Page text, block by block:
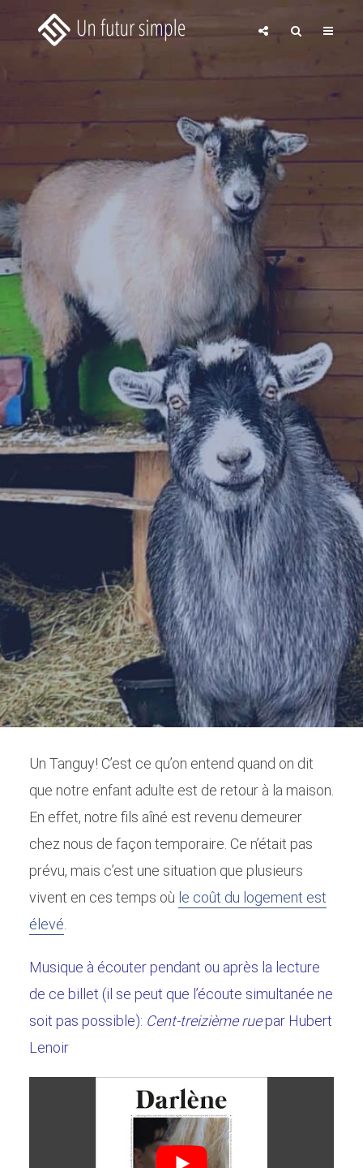
Un Tanguy! C’est ce qu’on entend quand on dit
que notre enfant adulte est de retour à la maison.
En effet, notre fils aîné est revenu demeurer
chez nous de façon temporaire. Ce n’était pas
prévu, mais c’est une situation que plusieurs
vivent en ces temps où le coût du logement est
élevé
Musique à écouter pendant ou après la lecture
de ce billet (il se peut que l’écoute simultanée ne
soit pas possible): Cent-treizième ruepar Hubert
Lenoir